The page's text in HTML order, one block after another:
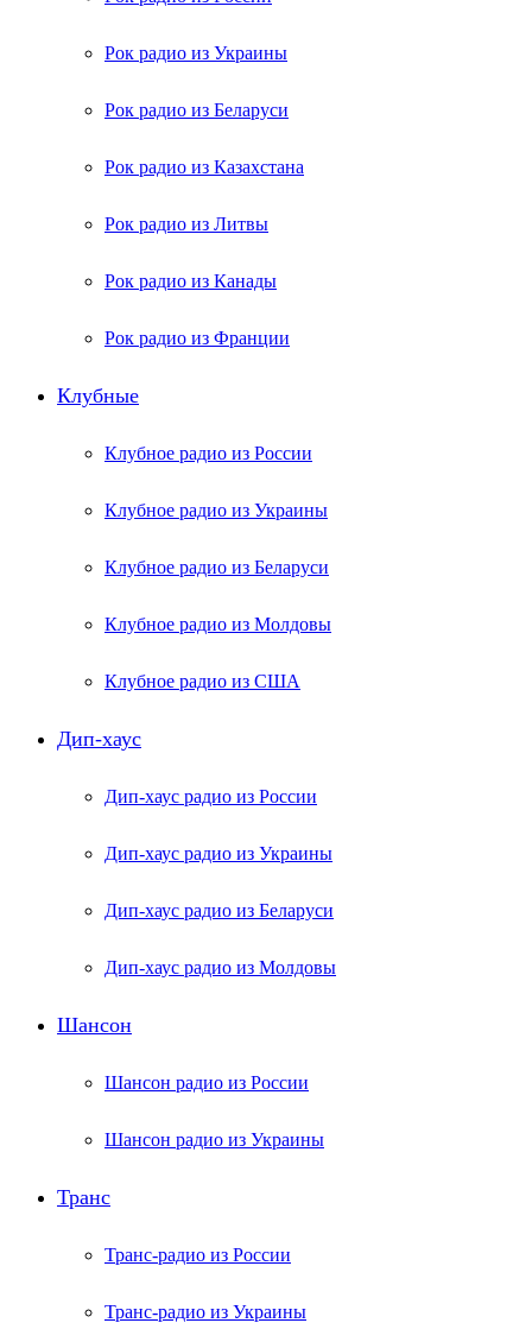
Рок радио из Украины
Рок радио из Беларуси
Рок радио из Казахстана
Рок радио из Литвы
Рок радио из Канады
Рок радио из Франции
Клубные
Клубное радио из России
Клубное радио из Украины
Клубное радио из Беларуси
Клубное радио из Молдовы
Клубное радио из США
Дип-хаус
Дип-хаус радио из России
Дип-хаус радио из Украины
Дип-хаус радио из Беларуси
Дип-хаус радио из Молдовы
Шансон
Шансон радио из России
Шансон радио из Украины
Транс
Транс-радио из России
Транс-радио из Украины